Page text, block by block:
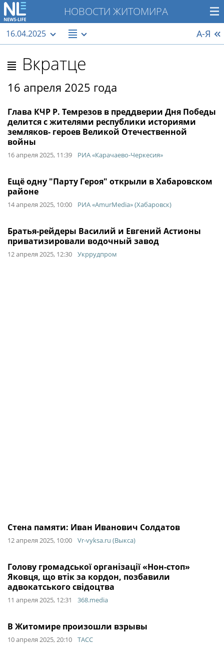
НОВОСТИ ЖИТОМИРА
16.04.2025 А-Я
Вкратце
16 апреля 2025 года
Глава КЧР Р. Темрезов в преддверии Дня Победы
делится с жителями республики историями
земляков- героев Великой Отечественной
войны
16 апреля 2025, 11:39 РИА «Карачаево-Черкесия»
Ещё одну "Парту Героя" открыли в Хабаровском
районе
14 апреля 2025, 10:00 РИА «AmurMedia» (Хабаровск)
Братья-рейдеры Василий и Евгений Астионы
приватизировали водочный завод
12 апреля 2025, 12:30 Укррудпром
Стена памяти: Иван Иванович Солдатов
12 апреля 2025, 10:00 Vr-vyksa.ru (Выкса)
Голову громадської організації «Нон-стоп»
Яковця, що втік за кордон, позбавили
адвокатського свідоцтва
11 апреля 2025, 12:31 368.media
В Житомире произошли взрывы
10 апреля 2025, 20:10 ТАСС